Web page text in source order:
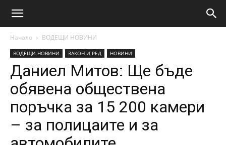
Начало ВОДЕЩИ НОВИНИ
ВОДЕЩИ НОВИНИ ЗАКОН И РЕД НОВИНИ
Даниел Митов: Ще бъде
обявена обществена
поръчка за 15 200 камери
– за полицаите и за